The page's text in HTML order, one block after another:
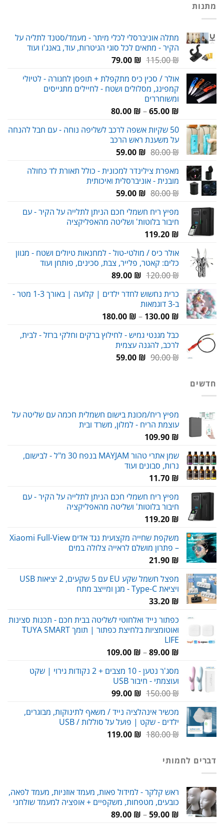
מתנות
מתלה אוניברסלי לכלי מיתר - מעמד/סטנד לתליה על
הקיר - מתאים לכל סוגי הגיטרות, עוד, באנג'ו ועוד
115.00₪
המחיר
היה:
115.00 ₪.
79.00 ₪
המחיר
הוא:
79.00 ₪.
אולר / סכין כיס מתקפלת + תופסן לחגורה - לטיולי
קמפינג, מסלולים ושטח - לחיילים מתגייסים
ומשוחררים
65.00 ₪
–
80.00 ₪
טווח
עד
50 שקיות אשפה לרכב לשליפה נוחה - עם חבל להנחה
על משענת ראש הרכב
80.00₪
המחיר
היה:
80.00 ₪.
59.00 ₪
המחיר
הוא:
59.00 ₪.
מאפרת צילינדר למכונית - כולל תאורת לד כחולה
מובנית - אוניברסלית ואיכותית
80.00₪
המחיר
היה:
80.00 ₪.
59.00 ₪
המחיר
הוא:
59.00 ₪.
מפיץ ריח חשמלי חכם הניתן לתלייה על הקיר - עם
חיבור בלוטות' ושליטה מהאפליקציה
119.20 ₪
אולר כיס / מולטי-טול - למחנאות טיולים ושטח - מגוון
כלים: קאטר, פלייר, צבת, סכינים, פותחן ועוד
120.00₪
המחיר
היה:
120.00 ₪.
89.00 ₪
המחיר
הוא:
כרית נחשוש לחדר ילדים | קלועה | באורך 1-3 מטר -
ב-3 דוגמאות
130.00 ₪
–
180.00 ₪
כבל מגנטי גמיש - לחילוץ ברקים וחלקי ברזל - לבית,
לרכב, להגנה עצמית
90.00₪
המחיר59.00 ₪
המחיר
חדשים
מפיץ ריח/מכונת בישום חשמלית חכמה עם שליטה על
עוצמת הריח - למלון, משרד ובית
109.90 ₪
שמן אתרי טהור MAYJAM בנפח 30 מ"ל - לבישום,
נרות, סבונים ועוד
11.70 ₪
מפיץ ריח חשמלי חכם הניתן לתלייה על הקיר - עם
חיבור בלוטות' ושליטה מהאפליקציה
119.20 ₪
משקפת שחייה מקצועית נגד אדים Xiaomi Full-View
– פתרון מושלם לראייה צלולה במים
21.90 ₪
מפצל חשמל שקע EU עם 5 שקעים, 2 יציאות USB
ויציאת Type-C - מגן ומייצב מתח
33.20 ₪
כפתור נייד ואלחוטי לשליטה בבית חכם - תכנות סצינות
ואוטומציות בלחיצת כפתור | תומך TUYA SMART
LIFE
89.00 ₪
–
109.00 ₪
מסג'ר נטען - 10 מצבים + 2 נקודות גירוי | שקט
ועוצמתי - חיבור USB
150.00₪
המחיר
היה:
150.00 ₪.
99.00 ₪
המחיר
הוא:
99.00 ₪.
מכשיר אינהלציה נייד / משאף לתינוקות, מבוגרים,
ילדים - שקט | פועל על סוללות / USB
180.00₪
המחיר119.00 ₪
המחיר
דברים לחמותי
ראש קלקר - למידול פאות, מעמד אוזניות, מעמד לפאה,
כובעים, מטפחות, משקפיים + אופציה למעמד שולחני
59.00 ₪
–
89.00 ₪
טווח